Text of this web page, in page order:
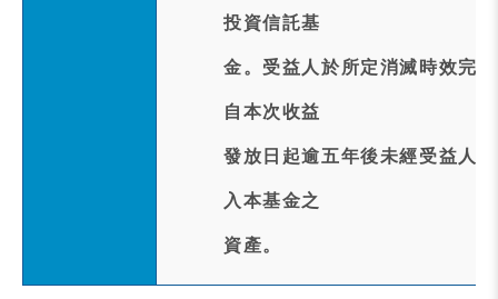
投資信託基
金。受益人於所定消滅時效完
自本次收益
發放日起逾五年後未經受益人
入本基金之
資產。